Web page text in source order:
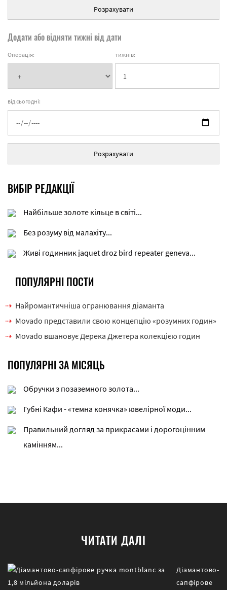
Розрахувати
Додати або відняти тижні від дати
Операція: тижнів:
від сьогодні:
Розрахувати
ВИБІР РЕДАКЦІЇ
Найбільше золоте кільце в світі...
Без розуму від малахіту...
Живі годинник jaquet droz bird repeater geneva...
ПОПУЛЯРНІ ПОСТИ
Найромантичніша огранювання діаманта
Movado представили свою концепцію «розумних годин»
Movado вшановує Дерека Джетера колекцією годин
ПОПУЛЯРНІ ЗА МІСЯЦЬ
Обручки з позаземного золота...
Губні Кафи - «темна конячка» ювелірної моди...
Правильний догляд за прикрасами і дорогоцінним
камінням...
ЧИТАТИ ДАЛІ
Діамантово-
сапфірове